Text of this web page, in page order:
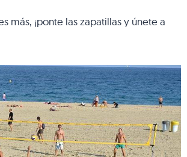
más, ¡ponte las zapatillas y únete a